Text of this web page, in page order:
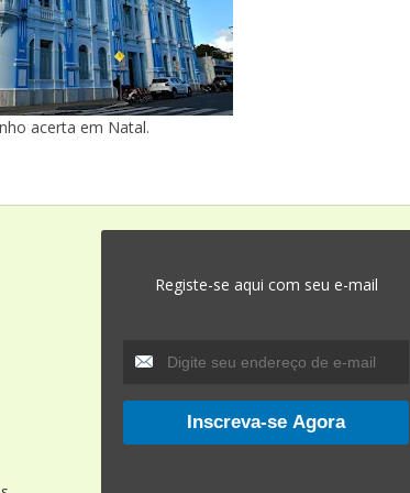
acerta em Natal.
Registe-se aqui com seu e-mail